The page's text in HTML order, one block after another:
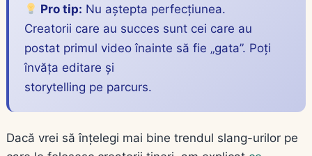
Pro tip: Nu aștepta perfecțiunea.
Creatorii care au succes sunt cei care au
postat primul video înainte să fie „gata”. Poți
învăța editare și
storytelling pe parcurs.
Dacă vrei să înțelegi mai bine trendul slang-urilor pe